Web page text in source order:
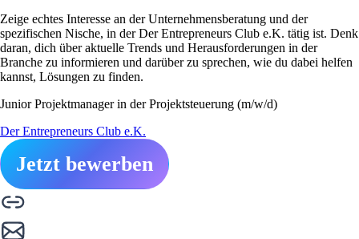
Zeige echtes Interesse an der Unternehmensberatung und der
spezifischen Nische, in der Der Entrepreneurs Club e.K. tätig ist. Denk
daran, dich über aktuelle Trends und Herausforderungen in der
Branche zu informieren und darüber zu sprechen, wie du dabei helfen
kannst, Lösungen zu finden.
Junior Projektmanager in der Projektsteuerung (m/w/d)
Der Entrepreneurs Club e.K.
Jetzt bewerben